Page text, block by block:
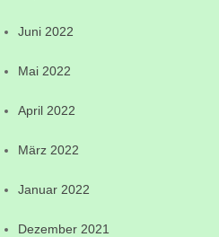
Juni 2022
Mai 2022
April 2022
März 2022
Januar 2022
Dezember 2021